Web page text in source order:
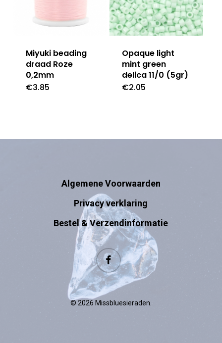
Miyuki beading
draad Roze
0,2mm
€3.85
Opaque light
mint green
delica 11/0 (5gr)
€2.05
Algemene Voorwaarden
Privacy verklaring
Bestel & Verzendinformatie
facebook
© 2026 Missbluesieraden.